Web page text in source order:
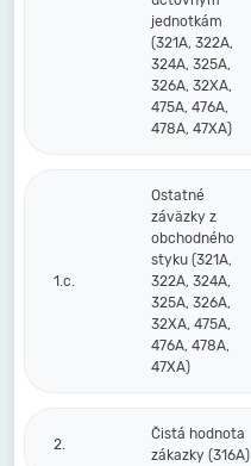
jednotkám
(321A, 322A,
324A, 325A,
326A, 32XA,
475A, 476A,
478A, 47XA)
1.c.
Ostatné
záväzky z
obchodného
styku (321A,
322A, 324A,
325A, 326A,
32XA, 475A,
476A, 478A,
47XA)
2.
Čistá hodnota
zákazky (316A)